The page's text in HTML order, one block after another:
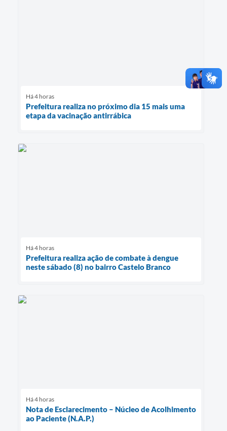
Há 4 horas
Prefeitura realiza no próximo dia 15 mais uma
etapa da vacinação antirrábica
Há 4 horas
Prefeitura realiza ação de combate à dengue
neste sábado (8) no bairro Castelo Branco
Há 4 horas
Nota de Esclarecimento – Núcleo de Acolhimento
ao Paciente (N.A.P.)